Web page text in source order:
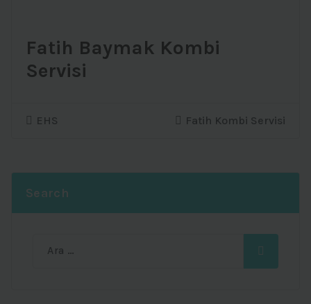
Fatih Baymak Kombi
Servisi
EHS Fatih Kombi Servisi
Search